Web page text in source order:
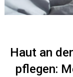
Haut an
pflegen: